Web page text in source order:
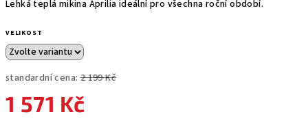
Lehká teplá mikina Aprilia ideální pro všechna roční období.
VELIKOST
standardní cena: 2 199 Kč
1 571 Kč